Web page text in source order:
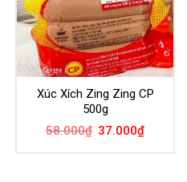
Xúc Xích Zing Zing CP
500g
58.000₫ 37.000₫